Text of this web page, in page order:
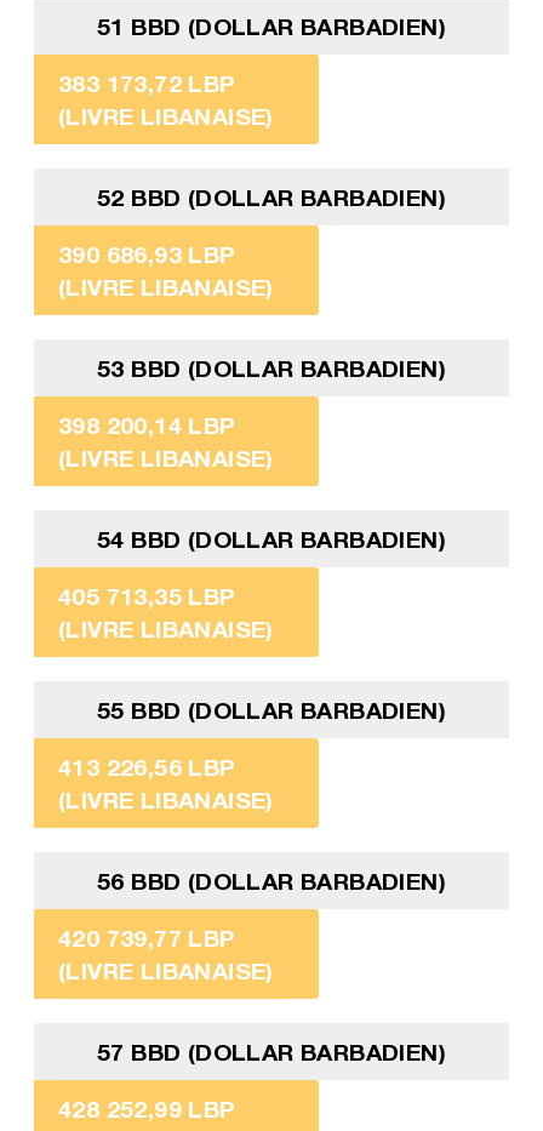
51 BBD (DOLLAR BARBADIEN)
383 173,72 LBP
(LIVRE LIBANAISE)
52 BBD (DOLLAR BARBADIEN)
390 686,93 LBP
(LIVRE LIBANAISE)
53 BBD (DOLLAR BARBADIEN)
398 200,14 LBP
(LIVRE LIBANAISE)
54 BBD (DOLLAR BARBADIEN)
405 713,35 LBP
(LIVRE LIBANAISE)
55 BBD (DOLLAR BARBADIEN)
413 226,56 LBP
(LIVRE LIBANAISE)
56 BBD (DOLLAR BARBADIEN)
420 739,77 LBP
(LIVRE LIBANAISE)
57 BBD (DOLLAR BARBADIEN)
428 252,99 LBP